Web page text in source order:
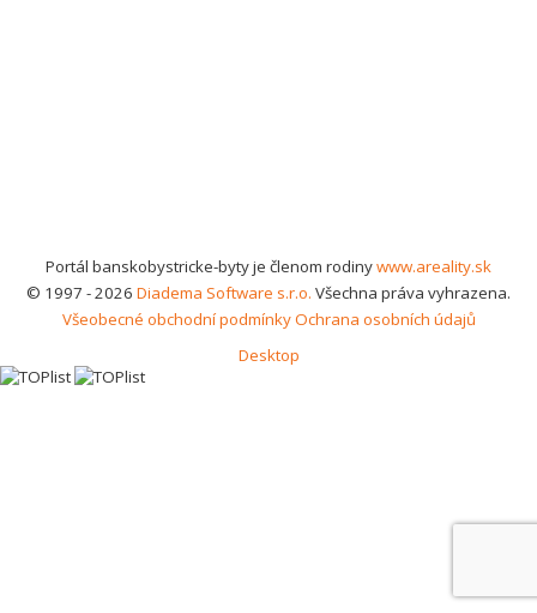
Portál banskobystricke-byty je členom rodinywww.areality.sk
© 1997 - 2026 Diadema Software s.r.o. Všechna práva vyhrazena.
Všeobecné obchodní podmínkyOchrana osobních údajů
Desktop